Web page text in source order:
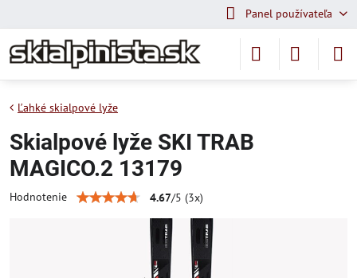
Panel používateľa
Ľahké skialpové lyže
Skialpové lyže SKI TRAB
MAGICO.2 13179
Hodnotenie 4.67/5 (3x)